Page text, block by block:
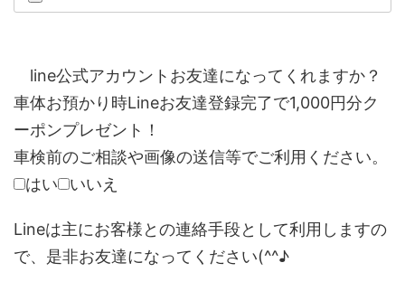
line公式アカウントお友達になってくれますか？
車体お預かり時Lineお友達登録完了で1,000円分ク
ーポンプレゼント！
車検前のご相談や画像の送信等でご利用ください。
はい
いいえ
Lineは主にお客様との連絡手段として利用しますの
で、是非お友達になってください(^^♪